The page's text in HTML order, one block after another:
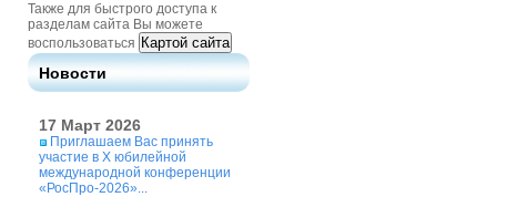
Также для быстрого доступа к
разделам сайта Вы можете
воспользоваться Картой сайта
Новости
17 Март 2026
Приглашаем Вас принять
участие в X юбилейной
международной конференции
«РосПро-2026»...